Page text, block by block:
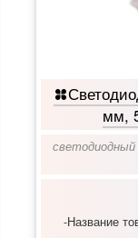
мм,
-Название